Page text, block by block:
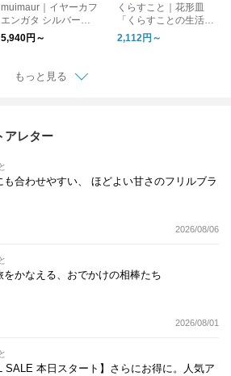
muimaur｜イヤーカフ
エンガタ シルバー
［ギフト/贈り物］
5,940円～
くらすこと｜花形皿
「くらすことの生活道
具 古い器の形シリー
ズ」 ［ 15cm / 18cm
2,112円～
もっと見る
アレター
も合わせやすい、 ほどよい甘さのフリルブラ
2026/08/06
をかなえる、おでかけの相棒たち
2026/08/01
SALE 本日スタート】さらにお得に。人気ア